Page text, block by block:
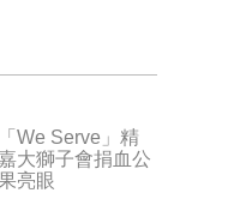
We Serve」精
大獅子會捐血公
亮眼